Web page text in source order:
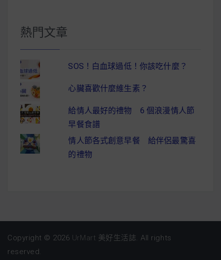
熱門文章
SOS！白血球過低！你該吃什麼？
心臟喜歡什麼維生素？
給情人最好的禮物 6 個浪漫情人節
早餐食譜
情人節各式創意早餐 給伴侶最驚喜
的禮物
Copyright © 2026 UrMart 美好生活誌. All rights
reserved.